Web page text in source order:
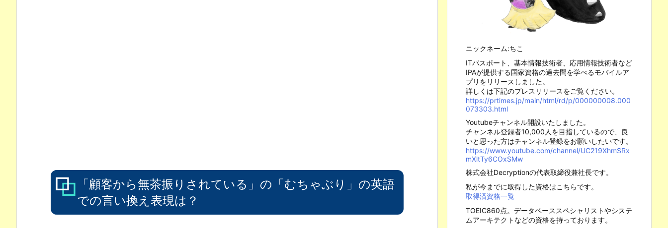
「顧客から無茶振りされている」の「むちゃぶり」の英語
での言い換え表現は？
ニックネーム:ちこ
ITパスポート、基本情報技術者、応用情報技術者など
IPAが提供する国家資格の過去問を学べるモバイルア
プリをリリースしました。
詳しくは下記のプレスリリースをご覧ください。
https://prtimes.jp/main/html/rd/p/000000008.000
073303.html
Youtubeチャンネル開設いたしました。
チャンネル登録者10,000人を目指しているので、良
いと思った方はチャンネル登録をお願いしたいです。
https://www.youtube.com/channel/UC219XhmSRx
mXltTy6COxSMw
株式会社Decryptionの代表取締役兼社長です。
私が今までに取得した資格はこちらです。
取得済資格一覧
TOEIC860点。データベーススペシャリストやシステ
ムアーキテクトなどの資格を持っております。